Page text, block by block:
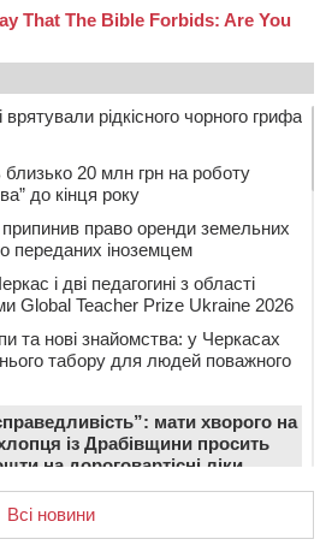
рідкісного чорного грифа
близько 20 млн грн на роботу
до кінця року
право оренди земельних
переданих іноземцем
і дві педагогині з області
Global Teacher Prize Ukraine 2026
та нові знайомства: у Черкасах
табору для людей поважного
мати хворого на
із Драбівщини просить
на дороговартісні ліки
колишню очільницю відділу
електрики за завищеною
Всі новини